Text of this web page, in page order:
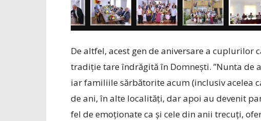
De altfel, acest gen de aniversare a cuplurilor
tradiție tare îndrăgită în Domnești. ”Nunta de
iar familiile sărbătorite acum (inclusiv acelea
de ani, în alte localități, dar apoi au devenit
fel de emoționate ca și cele din anii trecuți,